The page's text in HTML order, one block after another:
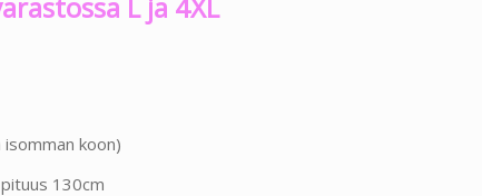
hiiren tämän
koon)
130cm